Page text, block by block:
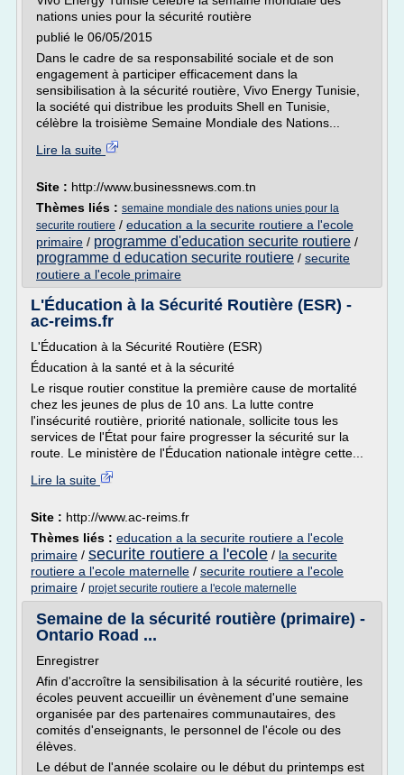
nations unies pour la sécurité routière
publié le 06/05/2015
Dans le cadre de sa responsabilité sociale et de son
engagement à participer efficacement dans la
sensibilisation à la sécurité routière, Vivo Energy Tunisie,
la société qui distribue les produits Shell en Tunisie,
célèbre la troisième Semaine Mondiale des Nations...
Lire la suite
Site : http://www.businessnews.com.tn
Thèmes liés : semaine mondiale des nations unies pour la
securite routiere / education a la securite routiere a l'ecole
primaire / programme d'education securite routiere /
programme d education securite routiere / securite
routiere a l'ecole primaire
L'Éducation à la Sécurité Routière (ESR) -
ac-reims.fr
L'Éducation à la Sécurité Routière (ESR)
Éducation à la santé et à la sécurité
Le risque routier constitue la première cause de mortalité
chez les jeunes de plus de 10 ans. La lutte contre
l'insécurité routière, priorité nationale, sollicite tous les
services de l'État pour faire progresser la sécurité sur la
route. Le ministère de l'Éducation nationale intègre cette...
Lire la suite
Site : http://www.ac-reims.fr
Thèmes liés : education a la securite routiere a l'ecole
primaire / securite routiere a l'ecole / la securite
routiere a l'ecole maternelle / securite routiere a l'ecole
primaire / projet securite routiere a l'ecole maternelle
Semaine de la sécurité routière (primaire) -
Ontario Road ...
Enregistrer
Afin d'accroître la sensibilisation à la sécurité routière, les
écoles peuvent accueillir un évènement d'une semaine
organisée par des partenaires communautaires, des
comités d'enseignants, le personnel de l'école ou des
élèves.
Le début de l'année scolaire ou le début du printemps est